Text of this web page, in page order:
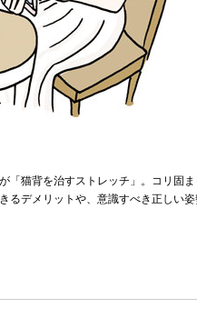
猫背を治すストレッチ」。コリ固
るデメリットや、意識すべき正しい